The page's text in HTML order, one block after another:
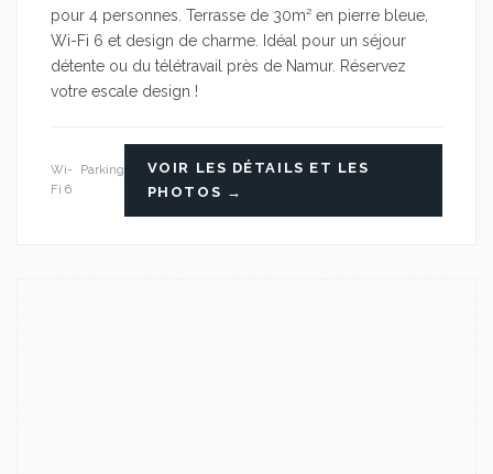
pour 4 personnes. Terrasse de 30m² en pierre bleue,
Wi-Fi 6 et design de charme. Idéal pour un séjour
détente ou du télétravail près de Namur. Réservez
votre escale design !
Wi-
Fi 6
Parking
VOIR LES DÉTAILS ET LES
PHOTOS →